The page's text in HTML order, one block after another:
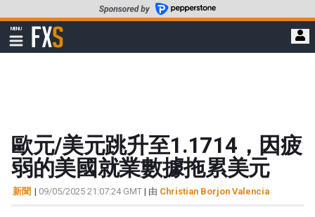
至
要
MENU
顯
示
FXStreet
歐元/美元跳升至1.1714，因疲
弱的美國就業數據拖累美元
新聞 | 09/05/2025 21:07:24 GMT | 由 Christian Borjon Valencia